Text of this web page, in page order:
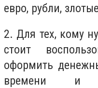
евро, рубли,
2. Для тех, кому
стоит
оформить
времени и